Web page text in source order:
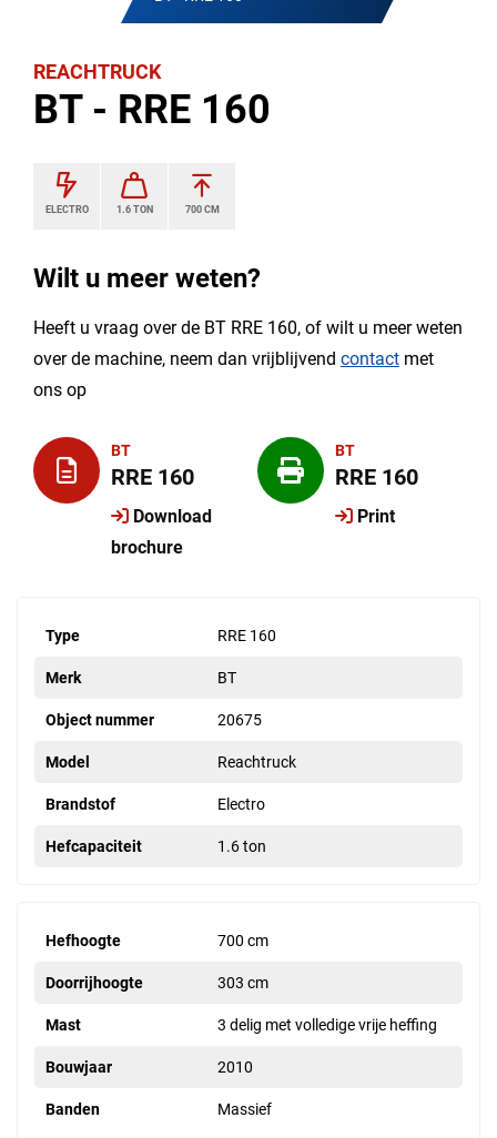
REACHTRUCK
BT - RRE 160
ELECTRO 1.6 TON 700 CM
Wilt u meer weten?
Heeft u vraag over de BT RRE 160, of wilt u meer weten
over de machine, neem dan vrijblijvend contact met
ons op
BT
RRE 160
Download
brochure
BT
RRE 160
Print
Type RRE 160
Merk BT
Object nummer 20675
Model Reachtruck
Brandstof Electro
Hefcapaciteit 1.6 ton
Hefhoogte 700 cm
Doorrijhoogte 303 cm
Mast 3 delig met volledige vrije heffing
Bouwjaar 2010
Banden Massief